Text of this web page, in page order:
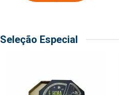
Seleção Especial